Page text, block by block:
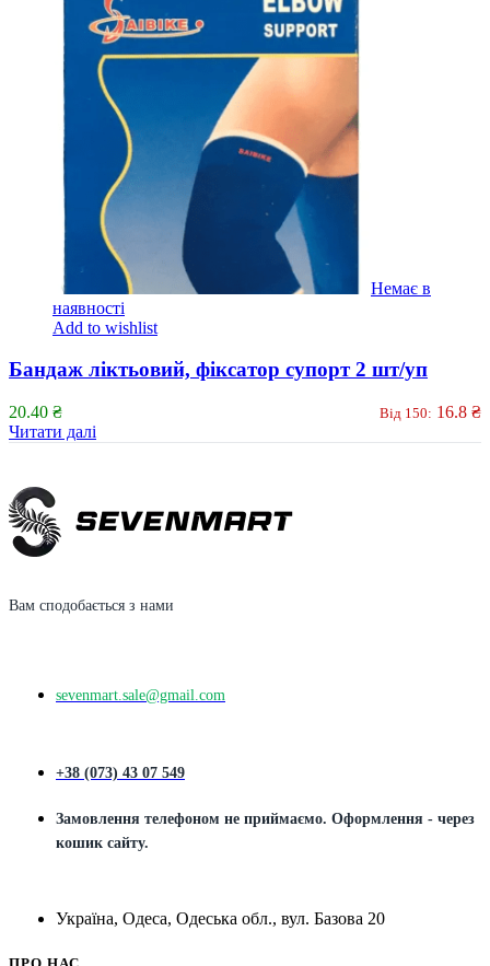
Немає в
наявності
Add to wishlist
Бандаж ліктьовий, фіксатор супорт 2 шт/уп
20.40 ₴ Від 150: 16.8 ₴
Читати далі
Вам сподобається з нами
sevenmart.sale@gmail.com
+38 (073) 43 07 549
Замовлення телефоном не приймаємо. Оформлення - через
кошик сайту.
Україна, Одеса, Одеська обл., вул. Базова 20